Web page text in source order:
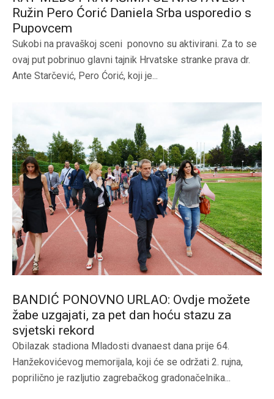
Ružin Pero Ćorić Daniela Srba usporedio s
Pupovcem
Sukobi na pravaškoj sceni ponovno su aktivirani. Za to se
ovaj put pobrinuo glavni tajnik Hrvatske stranke prava dr.
Ante Starčević, Pero Ćorić, koji je...
BANDIĆ PONOVNO URLAO: Ovdje možete
žabe uzgajati, za pet dan hoću stazu za
svjetski rekord
Obilazak stadiona Mladosti dvanaest dana prije 64.
Hanžekovićevog memorijala, koji će se održati 2. rujna,
poprilično je razljutio zagrebačkog gradonačelnika...